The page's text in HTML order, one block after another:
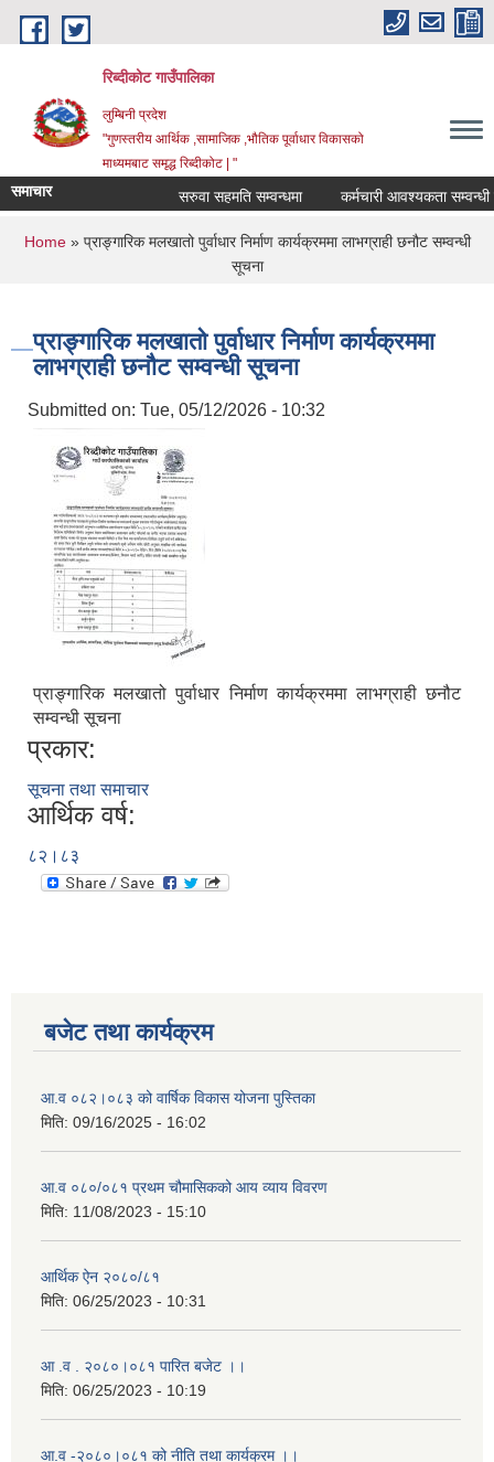
Skip to main content
रिब्दीकोट गाउँपालिका
लुम्बिनी प्रदेश
"गुणस्तरीय आर्थिक ,सामाजिक ,भौतिक पूर्वाधार विकासको
माध्यमबाट समृद्ध रिब्दीकोट | "
समाचार सरुवा सहमति सम्वन्धमा कर्मचारी आवश्यकता सम्वन्धी
You are here
Home» प्राङ्गारिक मलखातो पुर्वाधार निर्माण कार्यक्रममा लाभग्राही छनौट सम्वन्धी
सूचना
प्राङ्गारिक मलखातो पुर्वाधार निर्माण कार्यक्रममा
लाभग्राही छनौट सम्वन्धी सूचना
Submitted on: Tue, 05/12/2026 - 10:32
प्राङ्गारिक मलखातो पुर्वाधार निर्माण कार्यक्रममा लाभग्राही छनौट
सम्वन्धी सूचना
प्रकार:
सूचना तथा समाचार
आर्थिक वर्ष:
८२।८३
बजेट तथा कार्यक्रम
आ.व ०८२।०८३ को वार्षिक विकास योजना पुस्तिका
मिति: 09/16/2025 - 16:02
आ.व ०८०/०८१ प्रथम चौमासिकको आय व्याय विवरण
मिति: 11/08/2023 - 15:10
आर्थिक ऐन २०८०/८१
मिति: 06/25/2023 - 10:31
आ .व . २०८०।०८१ पारित बजेट ।।
मिति: 06/25/2023 - 10:19
आ.व -२०८०।०८१ को नीति तथा कार्यक्रम ।।